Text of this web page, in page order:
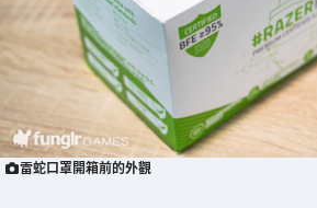
雷蛇口罩開箱前的外觀